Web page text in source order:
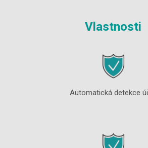
Vlastnosti
Automatická detekce